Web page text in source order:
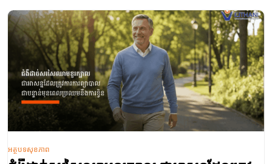
អត្ថបទសុខភាព